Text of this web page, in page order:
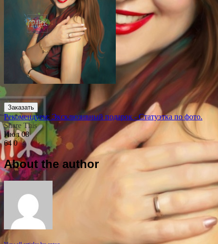
Заказать
Рекомендуем: Эксклюзивный подарок - Статуэтка по фото.
Share This
Июл 08
640
About the author